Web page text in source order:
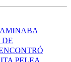
DE
PELEA